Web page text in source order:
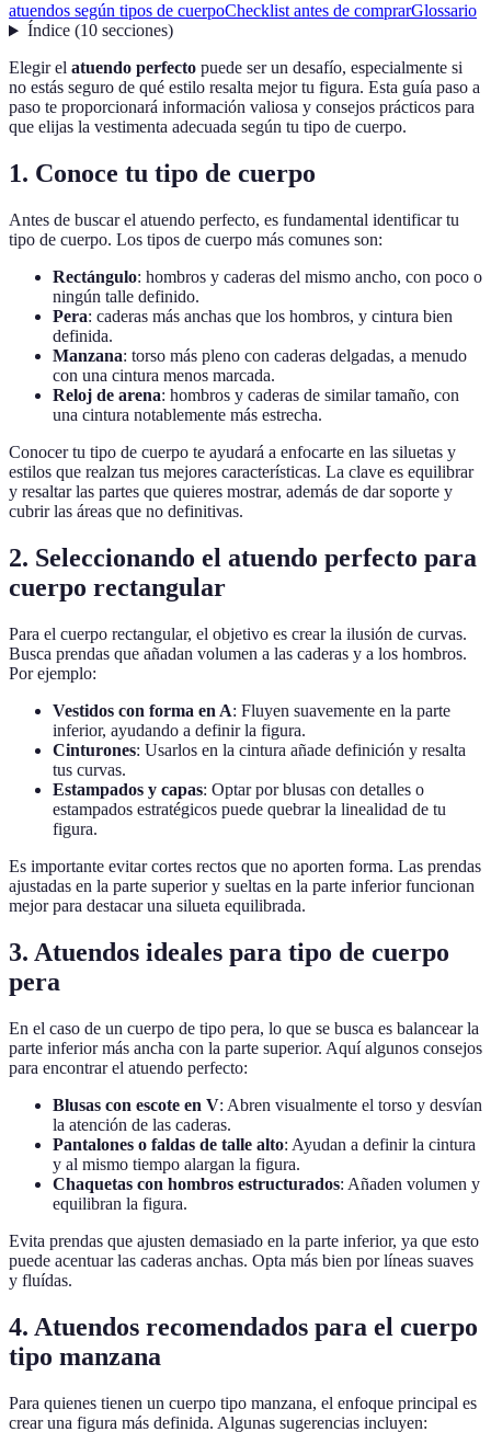
atuendos según tipos de cuerpoChecklist antes de comprarGlossario
Índice(10 secciones)
Elegir el atuendo perfecto puede ser un desafío, especialmente si
no estás seguro de qué estilo resalta mejor tu figura. Esta guía paso a
paso te proporcionará información valiosa y consejos prácticos para
que elijas la vestimenta adecuada según tu tipo de cuerpo.
1. Conoce tu tipo de cuerpo
Antes de buscar el atuendo perfecto, es fundamental identificar tu
tipo de cuerpo. Los tipos de cuerpo más comunes son:
Rectángulo: hombros y caderas del mismo ancho, con poco o
ningún talle definido.
Pera: caderas más anchas que los hombros, y cintura bien
definida.
Manzana: torso más pleno con caderas delgadas, a menudo
con una cintura menos marcada.
Reloj de arena: hombros y caderas de similar tamaño, con
una cintura notablemente más estrecha.
Conocer tu tipo de cuerpo te ayudará a enfocarte en las siluetas y
estilos que realzan tus mejores características. La clave es equilibrar
y resaltar las partes que quieres mostrar, además de dar soporte y
cubrir las áreas que no definitivas.
2. Seleccionando el atuendo perfecto para
cuerpo rectangular
Para el cuerpo rectangular, el objetivo es crear la ilusión de curvas.
Busca prendas que añadan volumen a las caderas y a los hombros.
Por ejemplo:
Vestidos con forma en A: Fluyen suavemente en la parte
inferior, ayudando a definir la figura.
Cinturones: Usarlos en la cintura añade definición y resalta
tus curvas.
Estampados y capas: Optar por blusas con detalles o
estampados estratégicos puede quebrar la linealidad de tu
figura.
Es importante evitar cortes rectos que no aporten forma. Las prendas
ajustadas en la parte superior y sueltas en la parte inferior funcionan
mejor para destacar una silueta equilibrada.
3. Atuendos ideales para tipo de cuerpo
pera
En el caso de un cuerpo de tipo pera, lo que se busca es balancear la
parte inferior más ancha con la parte superior. Aquí algunos consejos
para encontrar el atuendo perfecto:
Blusas con escote en V: Abren visualmente el torso y desvían
la atención de las caderas.
Pantalones o faldas de talle alto: Ayudan a definir la cintura
y al mismo tiempo alargan la figura.
Chaquetas con hombros estructurados: Añaden volumen y
equilibran la figura.
Evita prendas que ajusten demasiado en la parte inferior, ya que esto
puede acentuar las caderas anchas. Opta más bien por líneas suaves
y fluídas.
4. Atuendos recomendados para el cuerpo
tipo manzana
Para quienes tienen un cuerpo tipo manzana, el enfoque principal es
crear una figura más definida. Algunas sugerencias incluyen: